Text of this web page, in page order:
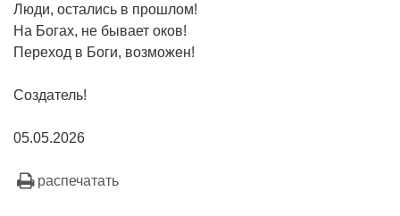
Люди, остались в прошлом!
На Богах, не бывает оков!
Переход в Боги, возможен!
Создатель!
05.05.2026
распечатать